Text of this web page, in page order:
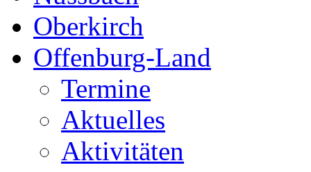
Oberkirch
Offenburg-Land
Termine
Aktuelles
Aktivitäten